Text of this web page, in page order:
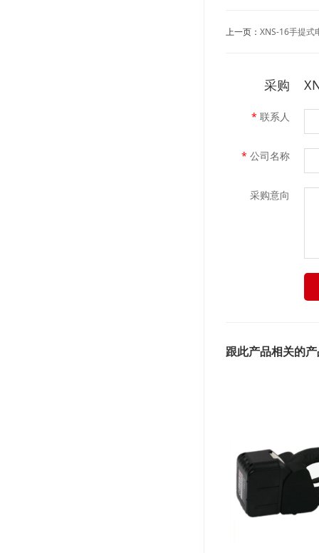
上一页： XNS-16手提式
采购
* 联系人
* 公司名称
采购意向
跟此产品相关的